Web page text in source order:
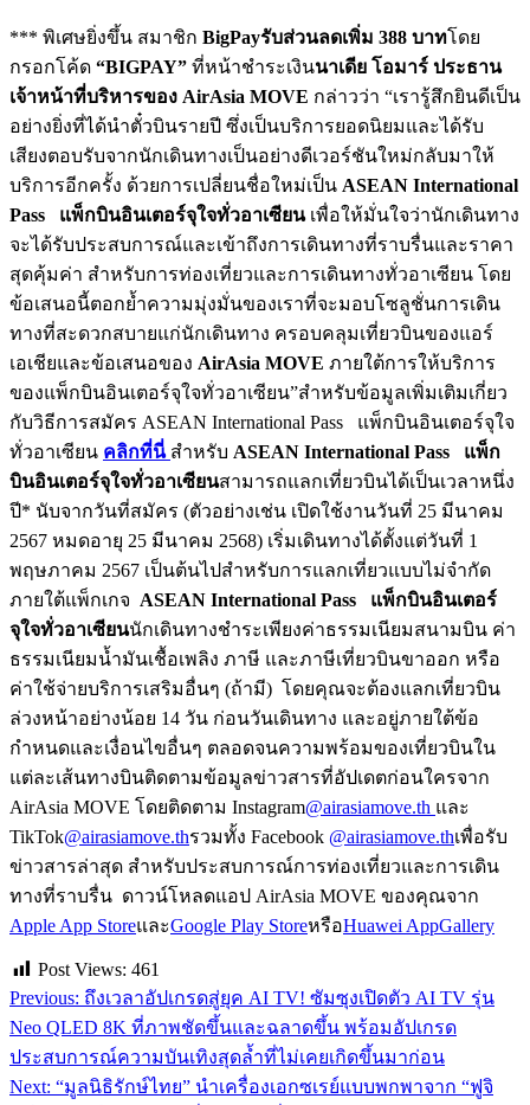
*** พิเศษยิ่งขึ้น สมาชิก BigPayรับส่วนลดเพิ่ม 388 บาทโดย
กรอกโค้ด “BIGPAY” ที่หน้าชำระเงินนาเดีย โอมาร์ ประธาน
เจ้าหน้าที่บริหารของ AirAsia MOVE กล่าวว่า “เรารู้สึกยินดีเป็น
อย่างยิ่งที่ได้นำตั๋วบินรายปี ซึ่งเป็นบริการยอดนิยมและได้รับ
เสียงตอบรับจากนักเดินทางเป็นอย่างดีเวอร์ชันใหม่กลับมาให้
บริการอีกครั้ง ด้วยการเปลี่ยนชื่อใหม่เป็น ASEAN International
Pass แพ็กบินอินเตอร์จุใจทั่วอาเซียน เพื่อให้มั่นใจว่านักเดินทาง
จะได้รับประสบการณ์และเข้าถึงการเดินทางที่ราบรื่นและราคา
สุดคุ้มค่า สำหรับการท่องเที่ยวและการเดินทางทั่วอาเซียน โดย
ข้อเสนอนี้ตอกย้ำความมุ่งมั่นของเราที่จะมอบโซลูชั่นการเดิน
ทางที่สะดวกสบายแก่นักเดินทาง ครอบคลุมเที่ยวบินของแอร์
เอเชียและข้อเสนอของ AirAsia MOVE ภายใต้การให้บริการ
ของแพ็กบินอินเตอร์จุใจทั่วอาเซียน”สำหรับข้อมูลเพิ่มเติมเกี่ยว
กับวิธีการสมัคร ASEAN International Pass แพ็กบินอินเตอร์จุใจ
ทั่วอาเซียน คลิกที่นี่ สำหรับ ASEAN International Pass แพ็ก
บินอินเตอร์จุใจทั่วอาเซียนสามารถแลกเที่ยวบินได้เป็นเวลาหนึ่ง
ปี* นับจากวันที่สมัคร (ตัวอย่างเช่น เปิดใช้งานวันที่ 25 มีนาคม
2567 หมดอายุ 25 มีนาคม 2568) เริ่มเดินทางได้ตั้งแต่วันที่ 1
พฤษภาคม 2567 เป็นต้นไปสำหรับการแลกเที่ยวแบบไม่จำกัด
ภายใต้แพ็กเกจ ASEAN International Pass แพ็กบินอินเตอร์
จุใจทั่วอาเซียนนักเดินทางชำระเพียงค่าธรรมเนียมสนามบิน ค่า
ธรรมเนียมน้ำมันเชื้อเพลิง ภาษี และภาษีเที่ยวบินขาออก หรือ
ค่าใช้จ่ายบริการเสริมอื่นๆ (ถ้ามี) โดยคุณจะต้องแลกเที่ยวบิน
ล่วงหน้าอย่างน้อย 14 วัน ก่อนวันเดินทาง และอยู่ภายใต้ข้อ
กำหนดและเงื่อนไขอื่นๆ ตลอดจนความพร้อมของเที่ยวบินใน
แต่ละเส้นทางบินติดตามข้อมูลข่าวสารที่อัปเดตก่อนใครจาก
AirAsia MOVE โดยติดตาม Instagram@airasiamove.th และ
TikTok@airasiamove.thรวมทั้ง Facebook @airasiamove.thเพื่อรับ
ข่าวสารล่าสุด สำหรับประสบการณ์การท่องเที่ยวและการเดิน
ทางที่ราบรื่น ดาวน์โหลดแอป AirAsia MOVE ของคุณจาก
Apple App StoreและGoogle Play StoreหรือHuawei AppGallery
Post Views: 461
แนะแนว
เรื่อง
Previous: ถึงเวลาอัปเกรดสู่ยุค AI TV! ซัมซุงเปิดตัว AI TV รุ่น
Neo QLED 8K ที่ภาพชัดขึ้นและฉลาดขึ้น พร้อมอัปเกรด
ประสบการณ์ความบันเทิงสุดล้ำที่ไม่เคยเกิดขึ้นมาก่อน
Next: “มูลนิธิรักษ์ไทย” นำเครื่องเอกซเรย์แบบพกพาจาก “ฟูจิ